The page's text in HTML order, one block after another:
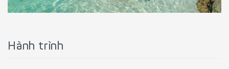
Hành trình